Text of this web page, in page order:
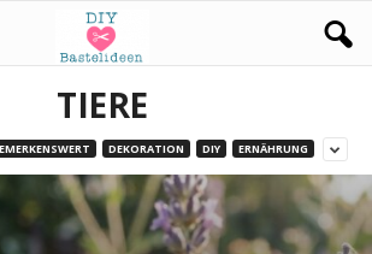
TIERE
DEKORATION DIY ERNÄHRUNG